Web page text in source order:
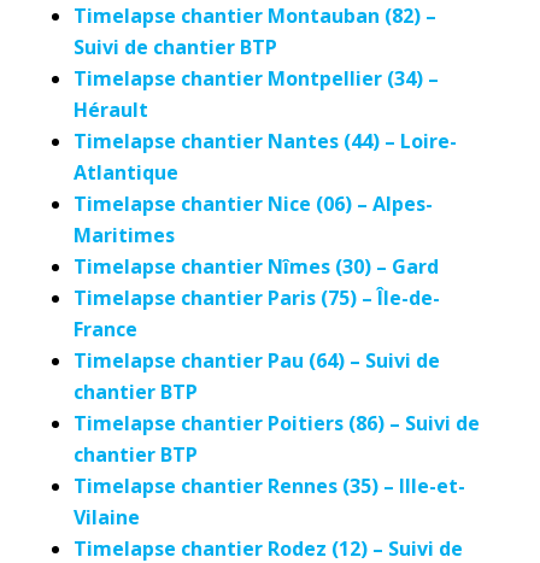
Timelapse chantier Montauban (82) –
Suivi de chantier BTP
Timelapse chantier Montpellier (34) –
Hérault
Timelapse chantier Nantes (44) – Loire-
Atlantique
Timelapse chantier Nice (06) – Alpes-
Maritimes
Timelapse chantier Nîmes (30) – Gard
Timelapse chantier Paris (75) – Île-de-
France
Timelapse chantier Pau (64) – Suivi de
chantier BTP
Timelapse chantier Poitiers (86) – Suivi de
chantier BTP
Timelapse chantier Rennes (35) – Ille-et-
Vilaine
Timelapse chantier Rodez (12) – Suivi de